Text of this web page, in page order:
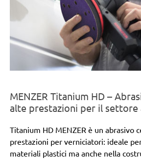
MENZER Titanium HD –
alte prestazioni per il
Titanium HD MENZER è un abrasivo
prestazioni per verniciatori: ideale
materiali plastici ma anche nella